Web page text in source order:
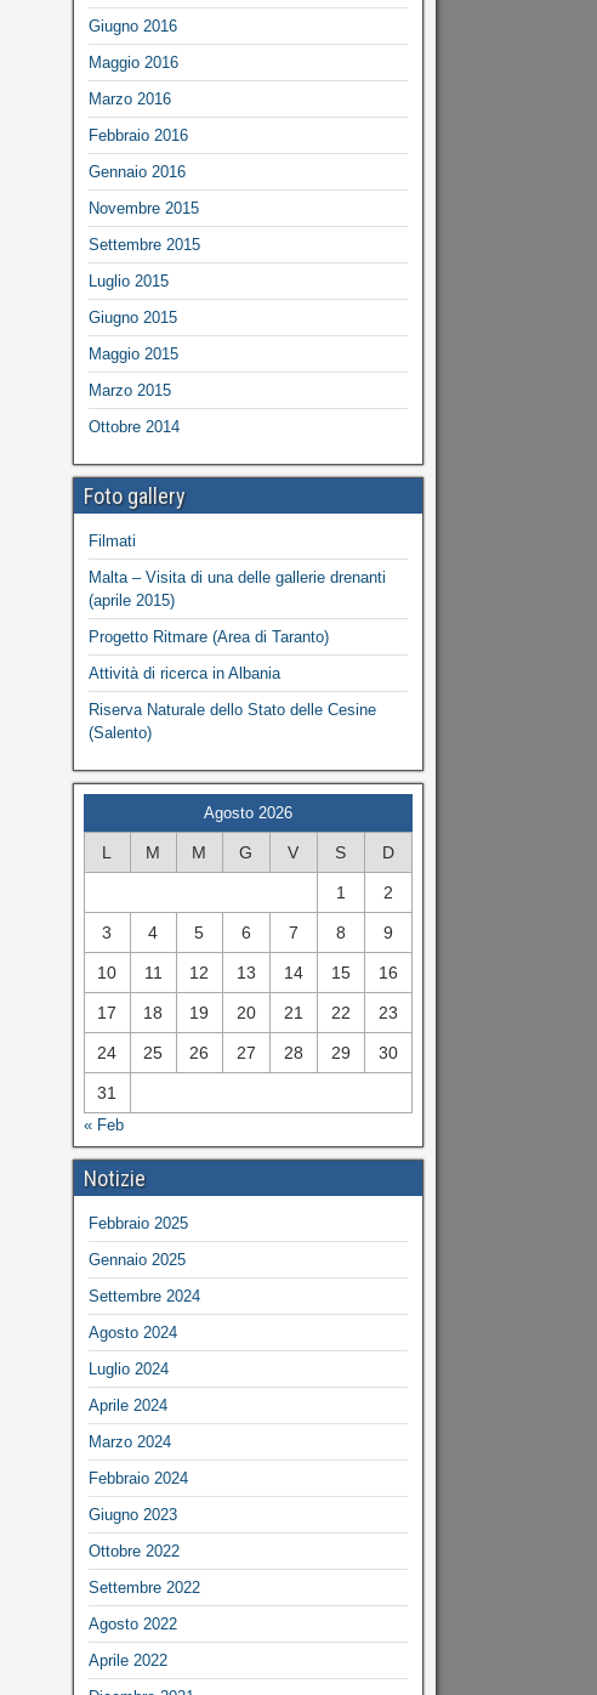
Giugno 2016
Maggio 2016
Marzo 2016
Febbraio 2016
Gennaio 2016
Novembre 2015
Settembre 2015
Luglio 2015
Giugno 2015
Maggio 2015
Marzo 2015
Ottobre 2014
Foto gallery
Filmati
Malta – Visita di una delle gallerie drenanti
(aprile 2015)
Progetto Ritmare (Area di Taranto)
Attività di ricerca in Albania
Riserva Naturale dello Stato delle Cesine
(Salento)
Agosto 2026
L M M G V S D
1 2
3 4 5 6 7 8 9
10 11 12 13 14 15 16
17 18 19 20 21 22 23
24 25 26 27 28 29 30
31
« Feb
Notizie
Febbraio 2025
Gennaio 2025
Settembre 2024
Agosto 2024
Luglio 2024
Aprile 2024
Marzo 2024
Febbraio 2024
Giugno 2023
Ottobre 2022
Settembre 2022
Agosto 2022
Aprile 2022